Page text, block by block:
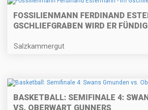
FOSSILIENMANN FERDINAND
GSCHLIEFGRABEN WIRD ER FÜNDIG
Salzkammergut
BASKETBALL: SEMIFINALE 4:
VS. OBERWART GUNNERS